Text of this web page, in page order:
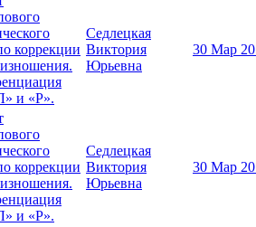
коррекции
и «Р».
Седлецкая
Виктория
Юрьевна
30 Мар
коррекции
и «Р».
Седлецкая
Виктория
Юрьевна
30 Мар